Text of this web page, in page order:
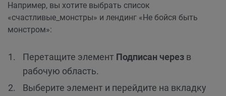
Например, вы хотите выбрать список
«счастливые_монстры» и лендинг «Не бойся быть
монстром»:
Перетащите элемент Подписан через в
рабочую область.
Выберите элемент и перейдите на вкладку